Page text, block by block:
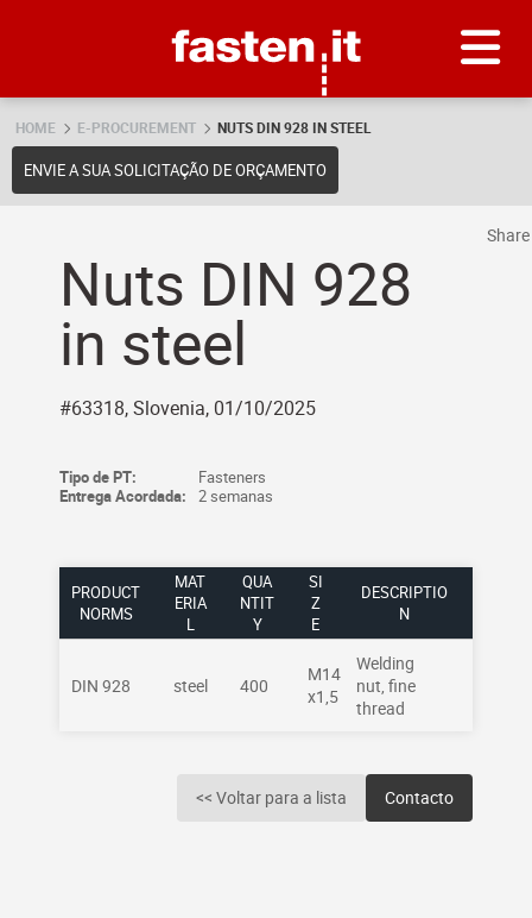
HOME E-PROCUREMENT NUTS DIN 928 IN STEEL
ENVIE A SUA SOLICITAÇÃO DE ORÇAMENTO
Nuts DIN 928
in steel
#63318, Slovenia, 01/10/2025
Tipo de PT:
Fasteners
Entrega Acordada:
2 semanas
PRODUCT
NORMS
MAT
ERIA
L
QUA
NTIT
Y
SI
Z
E
DESCRIPTIO
N
DIN 928 steel 400
M14
x1,5
Welding
nut, fine
thread
<< Voltar para a lista Contacto
Share